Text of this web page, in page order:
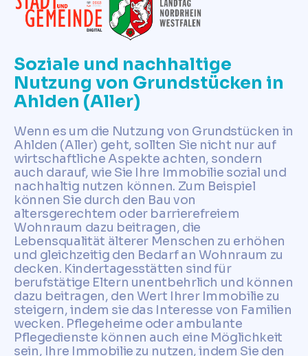
Soziale und nachhaltige
Nutzung von Grundstücken in
Ahlden (Aller)
Wenn es um die Nutzung von Grundstücken in
Ahlden (Aller) geht, sollten Sie nicht nur auf
wirtschaftliche Aspekte achten, sondern
auch darauf, wie Sie Ihre Immobilie sozial und
nachhaltig nutzen können. Zum Beispiel
können Sie durch den Bau von
altersgerechtem oder barrierefreiem
Wohnraum dazu beitragen, die
Lebensqualität älterer Menschen zu erhöhen
und gleichzeitig den Bedarf an Wohnraum zu
decken. Kindertagesstätten sind für
berufstätige Eltern unentbehrlich und können
dazu beitragen, den Wert Ihrer Immobilie zu
steigern, indem sie das Interesse von Familien
wecken. Pflegeheime oder ambulante
Pflegedienste können auch eine Möglichkeit
sein, Ihre Immobilie zu nutzen, indem Sie den